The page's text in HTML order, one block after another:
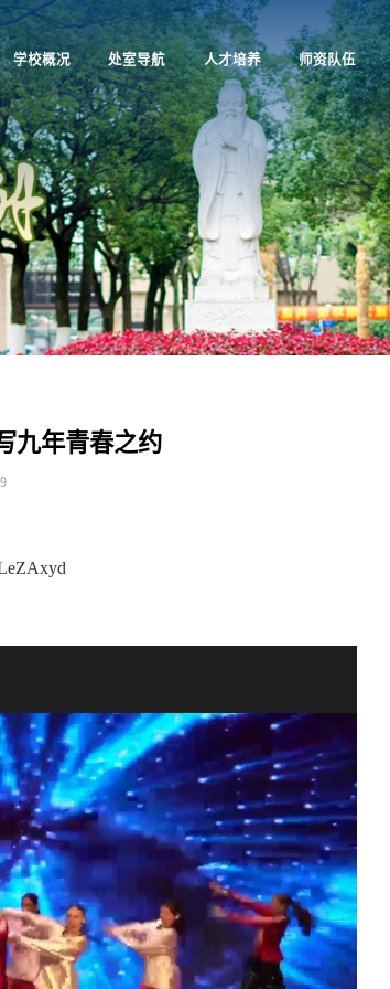
学校概况 处室导航 人才培养 师资队伍
九年青春之约